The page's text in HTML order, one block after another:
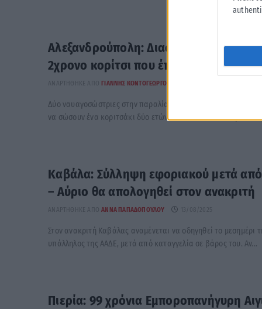
Αλεξανδρούπολη: Διασώθηκε από
2χρονο κορίτσι που έπλεε αναίσθητο
ΑΝΑΡΤΉΘΗΚΕ ΑΠΌ ΓΙΆΝΝΗΣ ΚΟΝΤΟΓΕΏΡΓΟΣ
Δύο ναυαγοσώστριες στην παραλία «Δελφίνι» στην
να σώσουν ένα κοριτσάκι δύο ετών, το οποίο εντοπίστηκε να
Καβάλα: Σύλληψη εφοριακού μετά από
– Αύριο θα απολογηθεί στον ανακριτή
ΑΝΑΡΤΉΘΗΚΕ ΑΠΌ ΆΝΝΑ ΠΑΠΑΔΟΠΟΎΛΟΥ
Στον ανακριτή Καβάλας αναμένεται να οδηγηθεί το μεσημέρι
υπάλληλος της ΑΑΔΕ, μετά από καταγγελία σε βάρος του. Αν...
Πιερία: 99 χρόνια Εμποροπανήγυρη